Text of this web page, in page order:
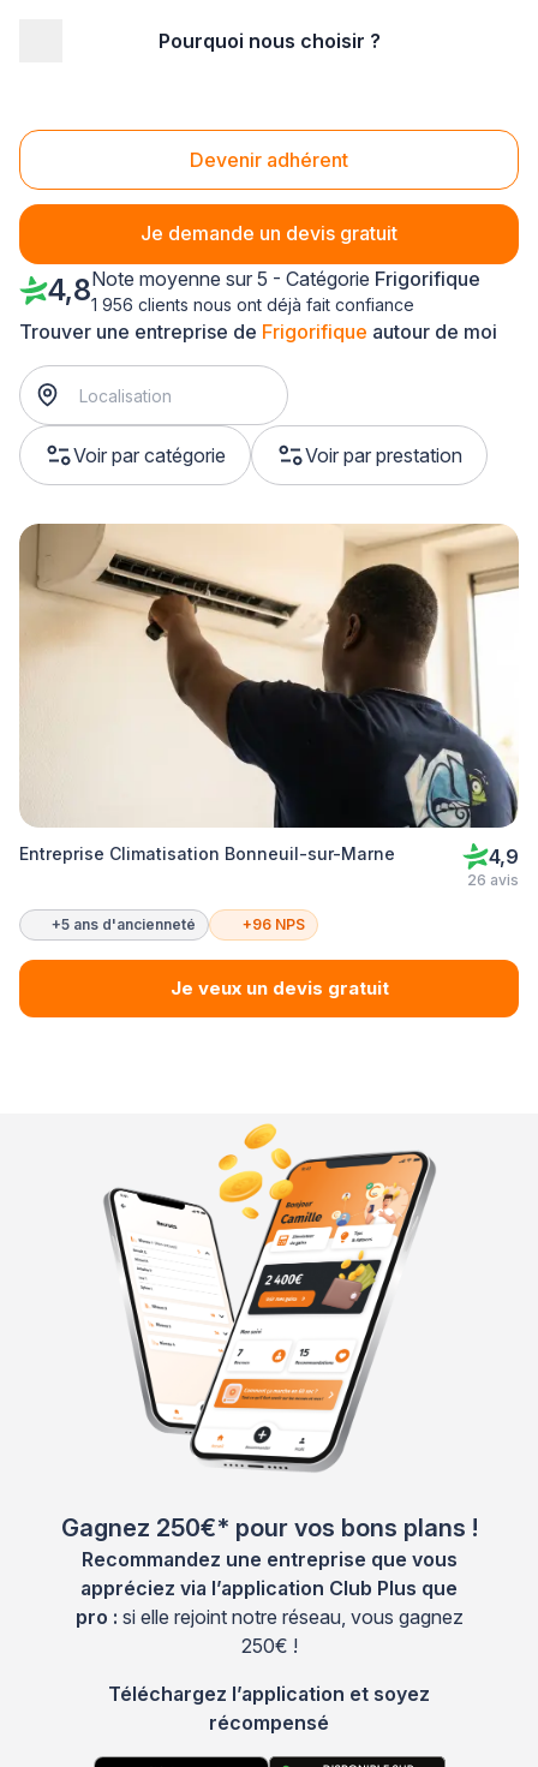
Pourquoi nous choisir ?
Devenir adhérent
Je demande un devis gratuit
Frigorifique Val de Marne (94)
Trouver une entreprise de Frigorifique autour de moi
Voir par catégorie Voir par prestation
4,8Note moyenne sur 5 - Catégorie Frigorifique
1 956 clients nous ont déjà fait confiance
Entreprise Climatisation Bonneuil-sur-Marne 4,9
26 avis
+5 ans d'ancienneté +96 NPS
Je veux un devis gratuit
Gagnez 250€* pour vos bons plans !
Recommandez une entreprise que vous
appréciez via l’application Club Plus que
pro : si elle rejoint notre réseau, vous gagnez
250€ !
Téléchargez l’application et soyez
récompensé